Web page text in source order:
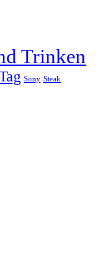
Trinken
Sony Steak